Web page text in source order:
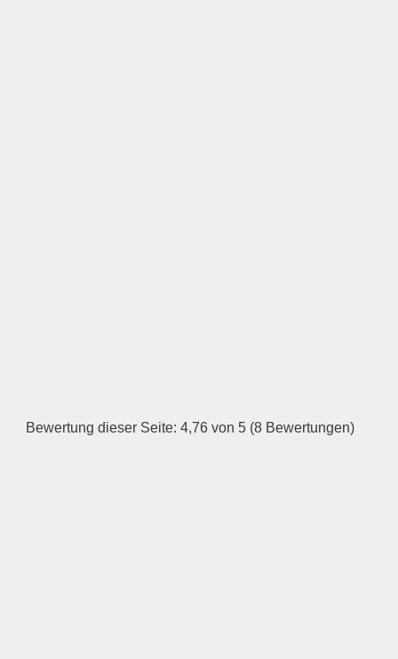
Bewertung dieser Seite: 4,76 von 5 (8 Bewertungen)